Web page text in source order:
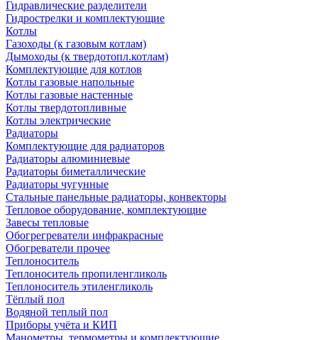
Гидравлические разделители
Гидрострелки и комплектующие
Котлы
Газоходы (к газовым котлам)
Дымоходы (к твердотопл.котлам)
Комплектующие для котлов
Котлы газовые напольные
Котлы газовые настенные
Котлы твердотопливные
Котлы электрические
Радиаторы
Комплектующие для радиаторов
Радиаторы алюминиевые
Радиаторы биметаллические
Радиаторы чугунные
Стальные панельные радиаторы, конвекторы
Тепловое оборудование, комплектующие
Завесы тепловые
Обогрегреватели инфракрасные
Обогреватели прочее
Теплоноситель
Теплоноситель пропиленгликоль
Теплоноситель этиленгликоль
Тёплый пол
Водяной теплый пол
Приборы учёта и КИП
Манометры, термометры и комплектующие